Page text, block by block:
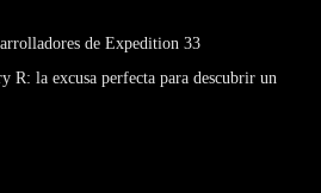
de Expedition 33
R: la excusa perfecta para descubrir un